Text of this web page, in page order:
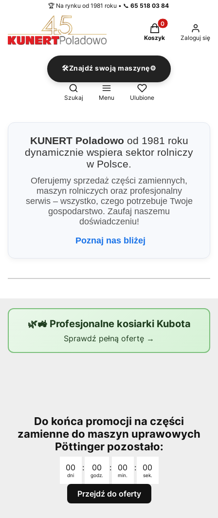
🏆 Na rynku od 1981 roku • 📞 65 518 03 84
Produkty w
Koszyk Zaloguj się
🛠️Znajdź swoją maszynę⚙️
Otwórz wyszukiwarkę
Szukaj Menu Ulubione
KUNERT Poladowo od 1981 roku
dynamicznie wspiera sektor rolniczy
w Polsce.
Oferujemy sprzedaż części zamiennych,
maszyn rolniczych oraz profesjonalny
serwis – wszystko, czego potrzebuje Twoje
gospodarstwo. Zaufaj naszemu
doświadczeniu!
Poznaj nas bliżej
🌿🚜 Profesjonalne kosiarki Kubota
Sprawdź pełną ofertę →
Do końca promocji na części
zamienne do maszyn uprawowych
Pöttinger pozostało:
00
dni
: 00
godz.
: 00
min.
: 00
sek.
Przejdź do oferty